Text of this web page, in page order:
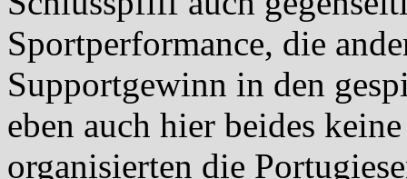
Sportperformance, die
Supportgewinn in den
eben auch hier beides
organisierten die